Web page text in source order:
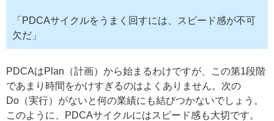
「PDCAサイクルをうまく回すには、スピード感が不可
欠だ」
PDCAはPlan（計画）から始まるわけですが、この第1段階
であまり時間をかけすぎるのはよくありません。次の
Do（実行）がないと何の業績にも結びつかないでしょう。
このように、PDCAサイクルにはスピード感も大切です。